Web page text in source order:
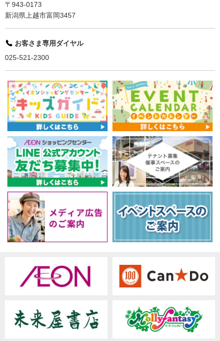
〒943-0173
新潟県上越市富岡3457
お客さま専用ダイヤル
025-521-2300